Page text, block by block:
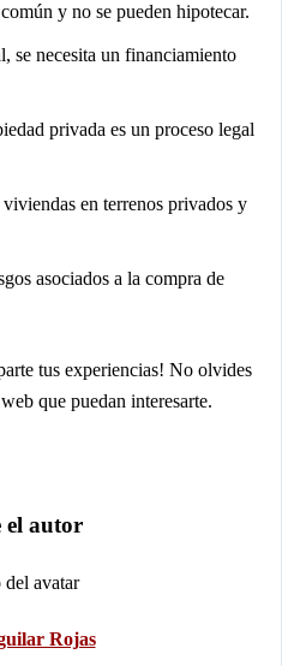
y no se pueden hipotecar.
se necesita un financiamiento
privada es un proceso legal
en terrenos privados y
asociados a la compra de
tus experiencias! No olvides
que puedan interesarte.
el autor
Rojas